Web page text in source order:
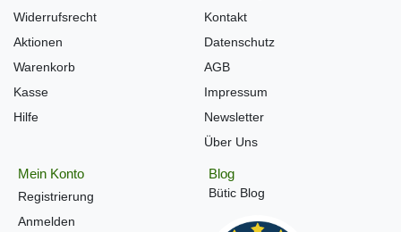
Widerrufsrecht
Aktionen
Warenkorb
Kasse
Hilfe
Kontakt
Datenschutz
AGB
Impressum
Newsletter
Über Uns
Mein Konto
Registrierung
Anmelden
Blog
Bütic Blog